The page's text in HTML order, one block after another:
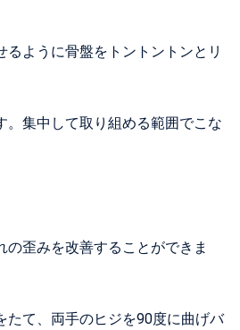
るように骨盤をトントントンとリ
。集中して取り組める範囲でこな
の歪みを改善することができま
たて、両手のヒジを90度に曲げバ